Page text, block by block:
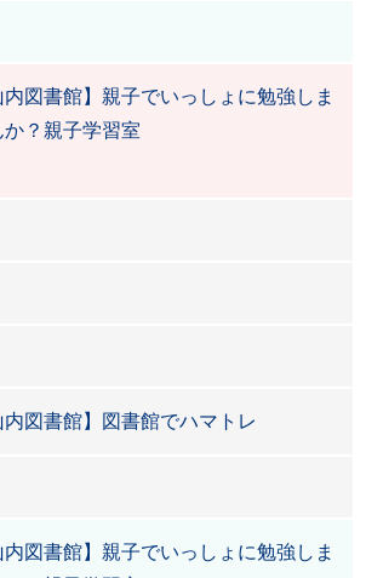
内図書館】親子でいっしょに勉強しま
か？親子学習室
内図書館】図書館でハマトレ
内図書館】親子でいっしょに勉強しま